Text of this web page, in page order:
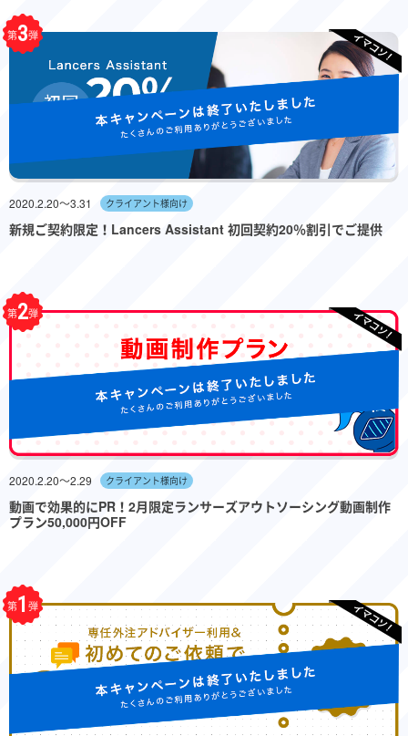
第3弾
2020.2.20〜3.31 クライアント様向け
新規ご契約限定！Lancers Assistant 初回契約20％割引でご提供
第2弾
2020.2.20〜2.29 クライアント様向け
動画で効果的にPR！2月限定ランサーズアウトソーシング動画制作
プラン50,000円OFF
第1 弾